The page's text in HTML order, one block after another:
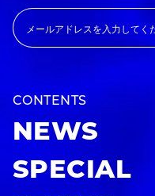
CONTENTS
NEWS
SPECIAL